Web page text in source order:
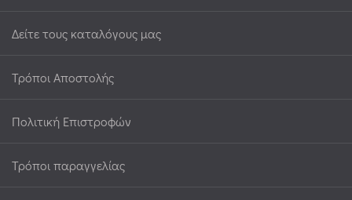
Δείτε τους καταλόγους μας
Τρόποι Αποστολής
Πολιτική Επιστροφών
Τρόποι παραγγελίας